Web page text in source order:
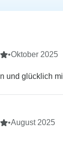
•Oktober 2025
und glücklich
•August 2025